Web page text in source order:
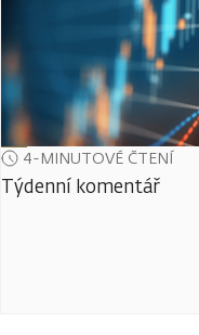
4-MINUTOVÉ ČTENÍ
Týdenní komentář